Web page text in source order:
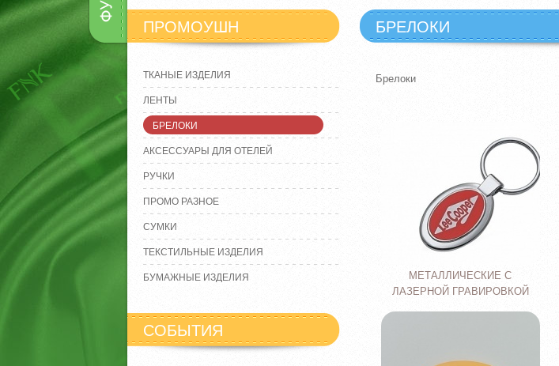
ПРОМОУШН
ТКАНЫЕ ИЗДЕЛИЯ
ЛЕНТЫ
БРЕЛОКИ
АКСЕССУАРЫ ДЛЯ ОТЕЛЕЙ
РУЧКИ
ПРОМО РАЗНОЕ
СУМКИ
ТЕКСТИЛЬНЫЕ ИЗДЕЛИЯ
БУМАЖНЫЕ ИЗДЕЛИЯ
СОБЫТИЯ
БРЕЛОКИ
Брелоки
МЕТАЛЛИЧЕСКИЕ С
ЛАЗЕРНОЙ ГРАВИРОВКОЙ